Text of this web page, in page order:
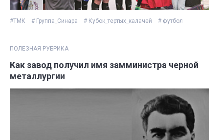
#ТМК # Группа_Синара # Кубок_тертых_калачей # футбол
ПОЛЕЗНАЯ РУБРИКА
Как завод получил имя замминистра черной
металлургии